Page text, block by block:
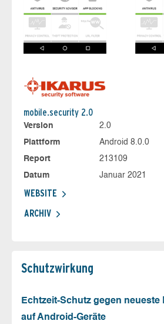
mobile.security 2.0
Version
2.0
Plattform
Android 8.0.0
Report
213109
Datum
Januar 2021
WEBSITE
ARCHIV
Schutz­wirkung
Echtzeit-Schutz gegen neueste
auf Android-Geräte